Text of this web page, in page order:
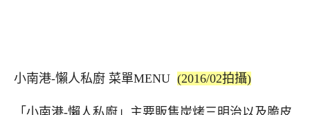
小南港-懶人私廚 菜單MENU (2016/02拍攝)
「小南港-懶人私廚」主要販售炭烤三明治以及脆皮